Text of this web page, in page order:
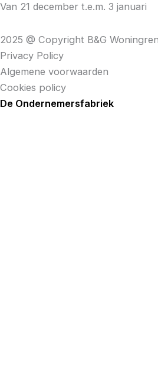
Van 21 december t.e.m. 3 januari
2025 @ Copyright B&G
Privacy Policy
Algemene voorwaarden
Cookies policy
De Ondernemersfabriek